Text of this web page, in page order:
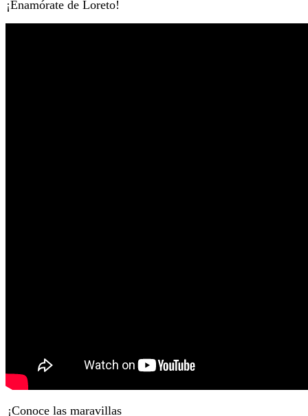
¡Enamórate de Loreto!
¡Conoce las maravillas